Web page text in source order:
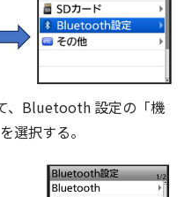
、Bluetooth 設定の「機
選択する。